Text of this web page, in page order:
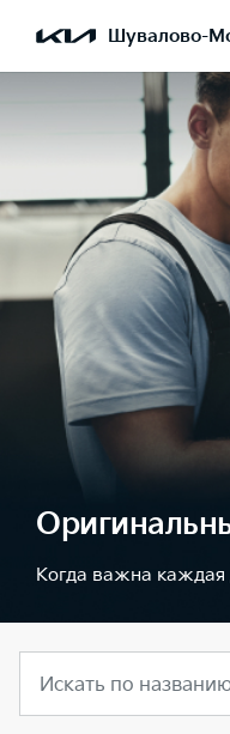
Шувалово-
Когда важна каждая
Искать по